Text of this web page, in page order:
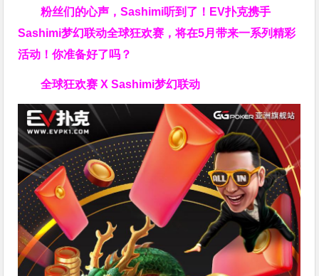
粉丝们的心声，Sashimi听到了！EV扑克携手
Sashimi梦幻联动全球狂欢赛，将在5月带来一系列精彩
活动！你准备好了吗？
全球狂欢赛 X Sashimi梦幻联动